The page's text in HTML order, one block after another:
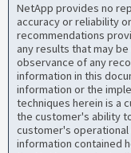
NetApp provides no
accuracy or reliability
recommendations
any results that may
observance of any
information in this
information or the
techniques herein is a
the customer's ability
customer's operational
information contained